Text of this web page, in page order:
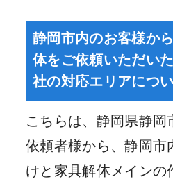
静岡市内のお客様か
体をご依頼いただい
社の対応エリアにつ
こちらは、静岡県静
依頼者様から、静岡市
けと家具解体メインの